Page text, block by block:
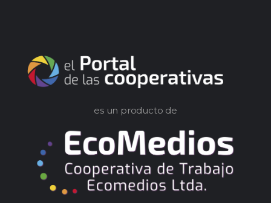
es un producto de